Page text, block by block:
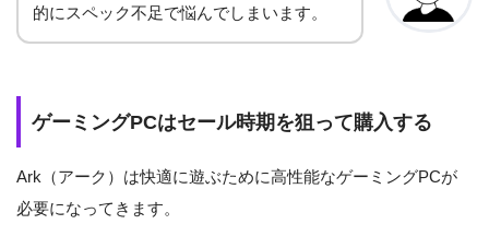
的にスペック不足で悩んでしまいます。
ゲーミングPCはセール時期を狙って購入する
Ark（アーク）は快適に遊ぶために高性能なゲーミングPCが
必要になってきます。